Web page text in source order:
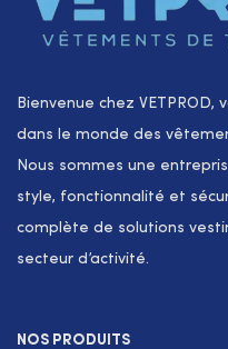
Bienvenue chez
dans le monde des
Nous sommes une
style, fonctionnalité et
complète de solutions
secteur d’activité.
NOS PRODUITS